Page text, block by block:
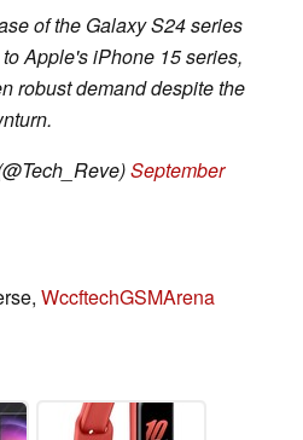
of the Galaxy S24 series
Apple's iPhone 15 series,
robust demand despite the
September
WccftechGSMArena